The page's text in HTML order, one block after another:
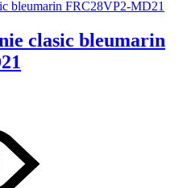
clasic bleumarin